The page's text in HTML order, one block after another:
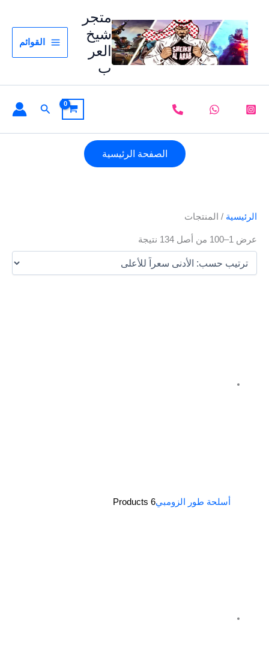
المحتوى
متجر
شيخ
العر
ب
القوائم
البحث
الصفحة الرئيسية
الرئيسية / المنتجات
عرض 1–100 من أصل 134 نتيجة
الفرز
حسب
السعر:
الأدنى
أسلحة طور الزومبي6 Products